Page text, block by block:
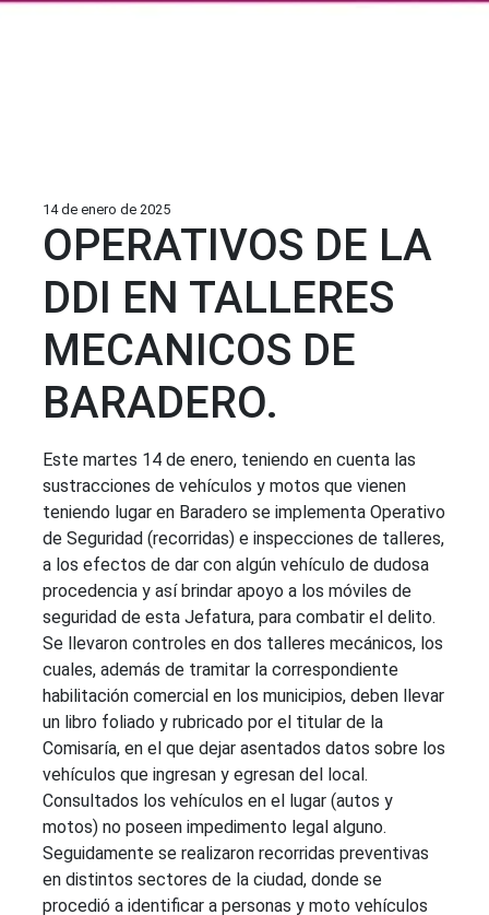
14 de enero de 2025
OPERATIVOS DE LA
DDI EN TALLERES
MECANICOS DE
BARADERO.
Este martes 14 de enero, teniendo en cuenta las
sustracciones de vehículos y motos que vienen
teniendo lugar en Baradero se implementa Operativo
de Seguridad (recorridas) e inspecciones de talleres,
a los efectos de dar con algún vehículo de dudosa
procedencia y así brindar apoyo a los móviles de
seguridad de esta Jefatura, para combatir el delito.
Se llevaron controles en dos talleres mecánicos, los
cuales, además de tramitar la correspondiente
habilitación comercial en los municipios, deben llevar
un libro foliado y rubricado por el titular de la
Comisaría, en el que dejar asentados datos sobre los
vehículos que ingresan y egresan del local.
Consultados los vehículos en el lugar (autos y
motos) no poseen impedimento legal alguno.
Seguidamente se realizaron recorridas preventivas
en distintos sectores de la ciudad, donde se
procedió a identificar a personas y moto vehículos